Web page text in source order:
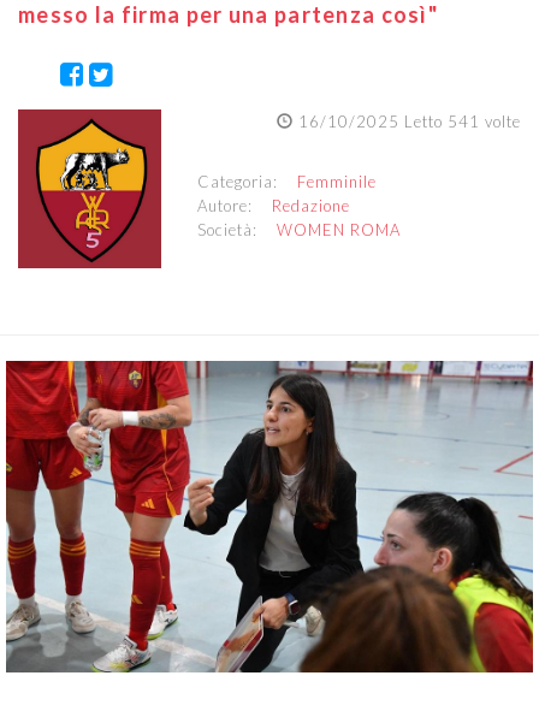
messo la firma per una partenza così"
16/10/2025 Letto 541 volte
Categoria: Femminile
Autore: Redazione
Società:WOMEN ROMA